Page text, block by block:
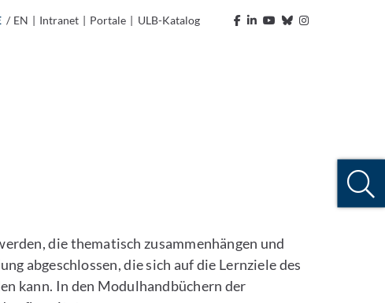
/ EN | Intranet | Portale | ULB-Katalog
die thematisch zusammenhängen und
abgeschlossen, die sich auf die Lernziele des
kann. In den Modulhandbüchern der